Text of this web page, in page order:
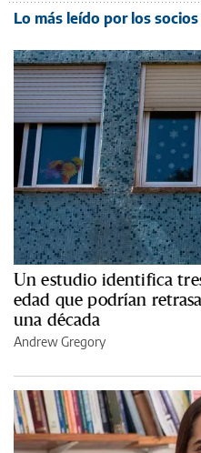
Lo más leído por los socios
Un estudio identifica
edad que podrían
una década
Andrew Gregory